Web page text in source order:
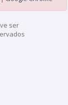
ser